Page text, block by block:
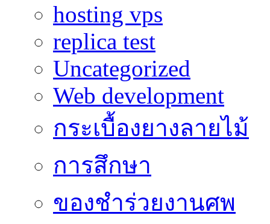
hosting vps
replica test
Uncategorized
Web development
กระเบื้องยางลายไม้
การสึกษา
ของชำร่วยงานศพ